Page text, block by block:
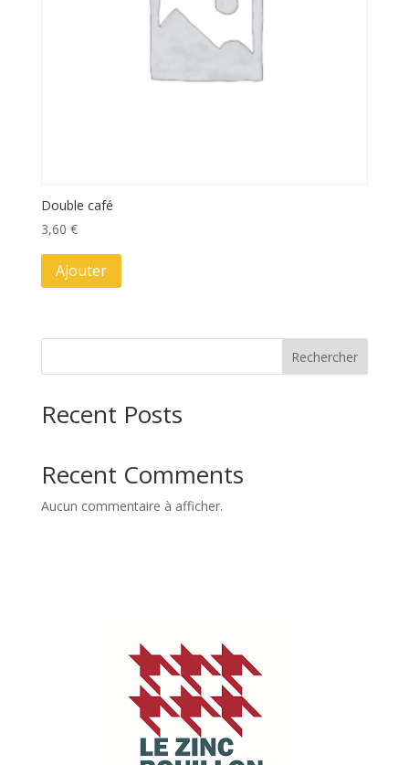
Double café
3,60 €
Ajouter
Rechercher
Recent Posts
Recent Comments
Aucun commentaire à afficher.